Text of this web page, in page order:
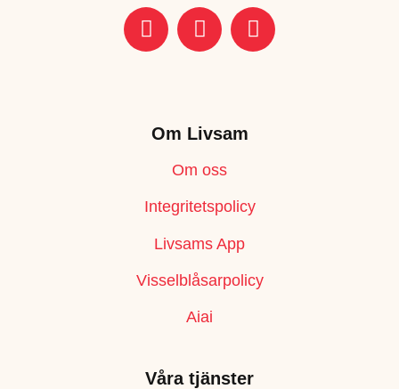
Om Livsam
Om oss
Integritetspolicy
Livsams App
Visselblåsarpolicy
Aiai
Våra tjänster